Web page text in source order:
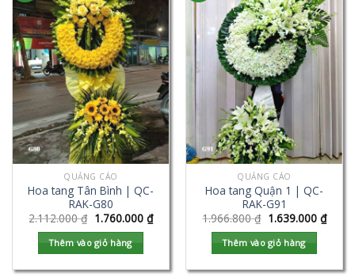
QUẢNG CÁO
Hoa tang Tân Bình | QC-
RAK-G80
2.112.000₫ 1.760.000 ₫
Thêm vào giỏ hàng
QUẢNG CÁO
Hoa tang Quận 1 | QC-
RAK-G91
1.966.800₫ 1.639.000 ₫
Thêm vào giỏ hàng